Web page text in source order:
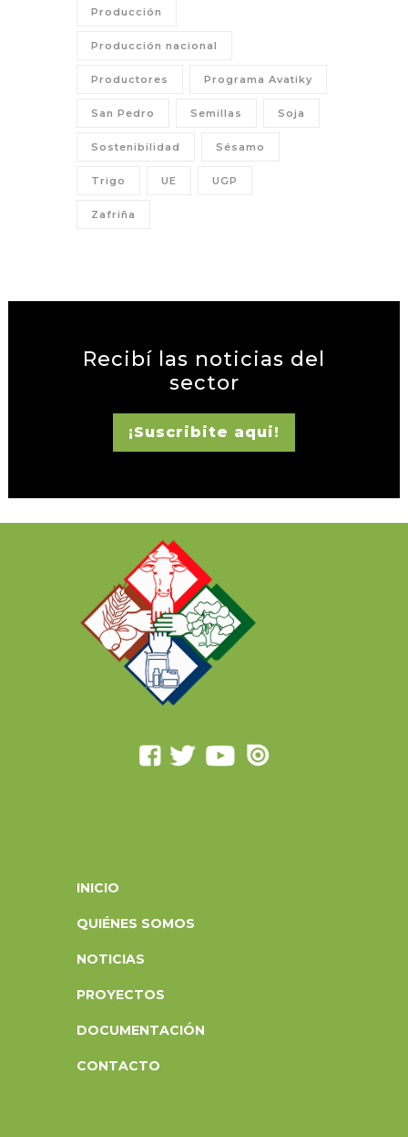
Producción
Producción nacional
Productores Programa Avatiky
San Pedro Semillas Soja
Sostenibilidad Sésamo
Trigo UE UGP
Zafriña
Recibí las noticias del
sector
¡Suscribite aqui!
INICIO
QUIÉNES SOMOS
NOTICIAS
PROYECTOS
DOCUMENTACIÓN
CONTACTO